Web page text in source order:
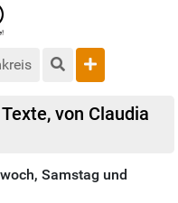
von Claudia
Samstag und